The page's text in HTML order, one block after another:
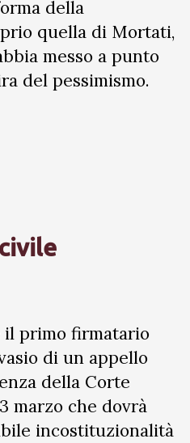
della
quella di Mortati,
messo a punto
del pessimismo.
il primo firmatario
di un appello
della Corte
marzo che dovrà
incostituzionalità